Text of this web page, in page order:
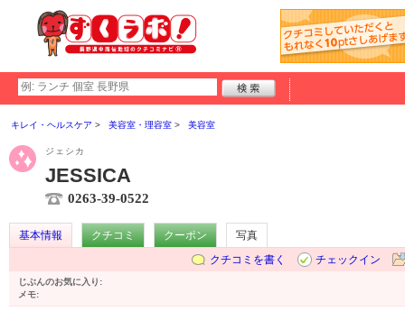
キレイ・ヘルスケア 美容室・理容室 美容室
ジェシカ
JESSICA
0263-39-0522
基本情報 クチコミ クーポン
写真
クチコミを書く
チェックイン
じぶんのお気に入り:
メモ: